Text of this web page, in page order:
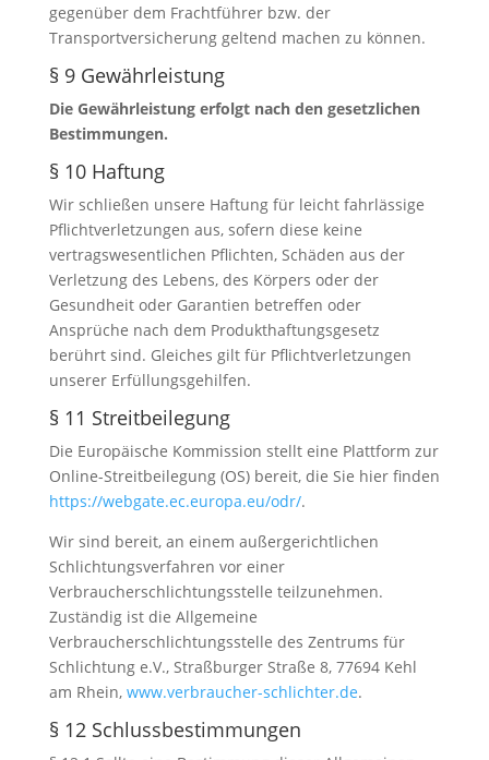
gegenüber dem Frachtführer bzw. der
Transportversicherung geltend machen zu können.
§ 9 Gewährleistung
Die Gewährleistung erfolgt nach den gesetzlichen
Bestimmungen.
§ 10 Haftung
Wir schließen unsere Haftung für leicht fahrlässige
Pflichtverletzungen aus, sofern diese keine
vertragswesentlichen Pflichten, Schäden aus der
Verletzung des Lebens, des Körpers oder der
Gesundheit oder Garantien betreffen oder
Ansprüche nach dem Produkthaftungsgesetz
berührt sind. Gleiches gilt für Pflichtverletzungen
unserer Erfüllungsgehilfen.
§ 11 Streitbeilegung
Die Europäische Kommission stellt eine Plattform zur
Online-Streitbeilegung (OS) bereit, die Sie hier finden
https://webgate.ec.europa.eu/odr/.
Wir sind bereit, an einem außergerichtlichen
Schlichtungsverfahren vor einer
Verbraucherschlichtungsstelle teilzunehmen.
Zuständig ist die Allgemeine
Verbraucherschlichtungsstelle des Zentrums für
Schlichtung e.V., Straßburger Straße 8, 77694 Kehl
am Rhein, www.verbraucher-schlichter.de.
§ 12 Schlussbestimmungen